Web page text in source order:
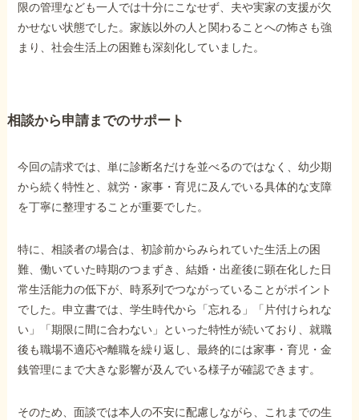
限の管理なども一人では十分にこなせず、夫や実家の支援が欠
かせない状態でした。家族以外の人と関わることへの怖さも強
まり、社会生活上の困難も深刻化していました。
相談から申請までのサポート
今回の請求では、単に診断名だけを並べるのではなく、幼少期
から続く特性と、就労・家事・育児に及んでいる具体的な支障
を丁寧に整理することが重要でした。
特に、相談者の場合は、初診前からみられていた生活上の困
難、働いていた時期のつまずき、結婚・出産後に顕在化した日
常生活能力の低下が、時系列でつながっていることがポイント
でした。申立書では、学生時代から「忘れる」「片付けられな
い」「期限に間に合わない」といった特性が続いており、就職
後も職場不適応や離職を繰り返し、最終的には家事・育児・金
銭管理にまで大きな影響が及んでいる様子が確認できます。
そのため、面談では本人の不安に配慮しながら、これまでの生